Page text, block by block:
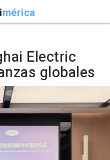
mérica
Electric
globales